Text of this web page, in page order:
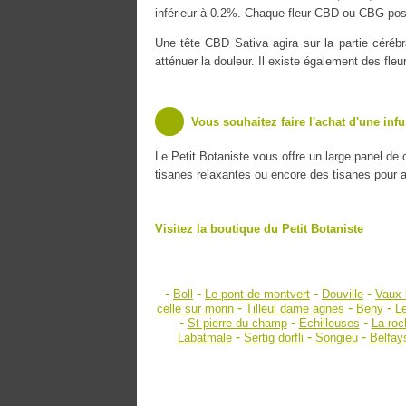
inférieur à 0.2%. Chaque fleur CBD ou CBG
Une tête CBD Sativa agira sur la partie
atténuer la douleur. Il existe également des
Vous souhaitez faire l'achat d'une
Le Petit Botaniste vous offre un large panel
tisanes relaxantes ou encore des tisanes pour
Visitez la boutique du Petit Botaniste
- Boll - Le pont de montvert - Douville - Vaux
celle sur morin- Tilleul dame agnes - Beny-
- St pierre du champ- Echilleuses - La
Labatmale- Sertig dorfli - Songieu-